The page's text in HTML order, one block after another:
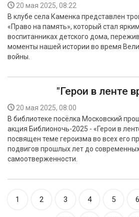
20 мая 2025, 08:22
В клубе села Каменка представлен
«Право на память», который стал
воспитанниках детского дома,
моменты нашей истории во время
войны.
"Герои в ленте
20 мая 2025, 08:00
В библиотеке посёлка Московский
акция Библионочь-2025 - «Герои в
посвящен теме героизма во всех его
подвигов прошлых лет до
самоотверженности.
1 2 3 4 5 6